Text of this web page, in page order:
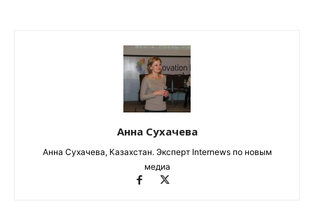
Анна Сухачева
Анна Сухачева, Казахстан. Эксперт Internews по новым
медиа